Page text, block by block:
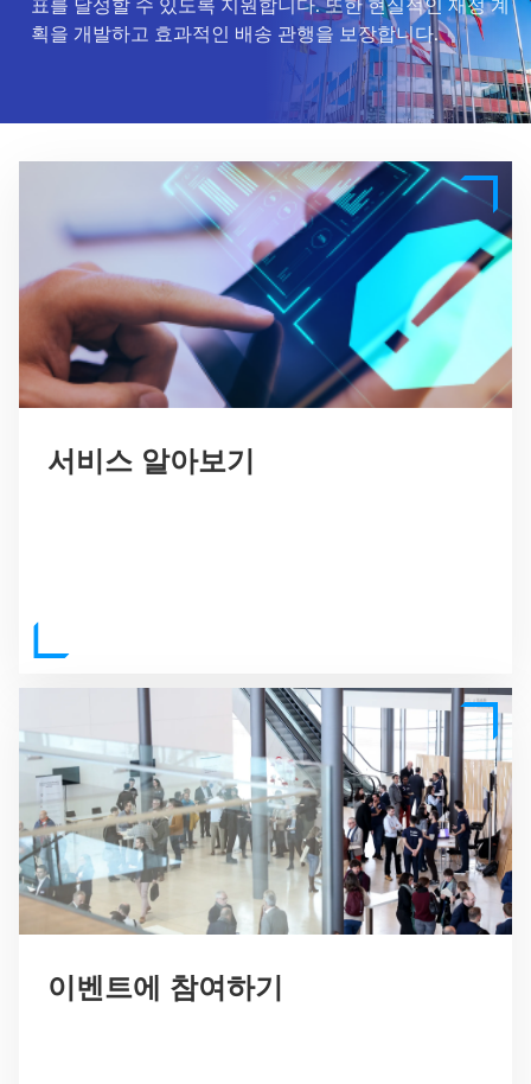
표를 달성할 수 있도록 지원합니다. 또한 현실적인 재정 계
획을 개발하고 효과적인 배송 관행을 보장합니다.
서비스 알아보기
이벤트에 참여하기